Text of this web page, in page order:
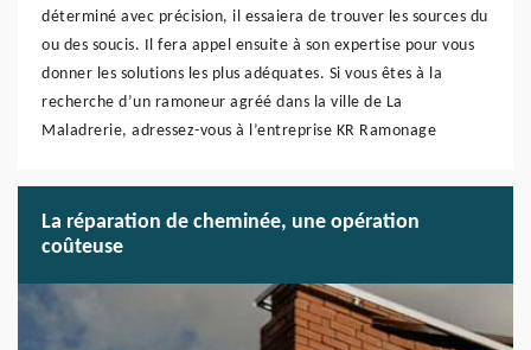
déterminé avec précision, il essaiera de trouver les sources du
ou des soucis. Il fera appel ensuite à son expertise pour vous
donner les solutions les plus adéquates. Si vous êtes à la
recherche d’un ramoneur agréé dans la ville de La
Maladrerie, adressez-vous à l’entreprise KR Ramonage
La réparation de cheminée, une opération
coûteuse